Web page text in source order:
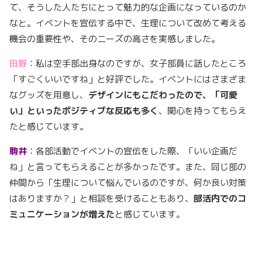
て、そうした人たちにとって魅力的な企画になっているのか
なと。イベントを宣伝する中で、生理について改めて考える
機会の重要性や、そのニーズの高さを実感しました。
田野 ：私は空手部出身なのですが、女子部員に話したところ
「すごくいいですね」と好評でした。イベントにはさまざま
なグッズを用意し、 デザインにもこだわったので、「可愛
い」といったポジティブな反応も多く 、関心を持ってもらえ
たと感じています。
駒井 ：各部活動でイベントの宣伝をした際、「いい企画だ
ね」と言ってもらえることが多かったです。また、同じ部の
仲間から「生理について悩んでいるのですが、何か良い対策
はありますか？」と相談を受けることもあり、 部活内でのコ
ミュニケーションが増えたと感じています。